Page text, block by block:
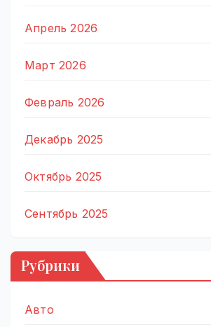
Апрель 2026
Март 2026
Февраль 2026
Декабрь 2025
Октябрь 2025
Сентябрь 2025
Рубрики
Авто